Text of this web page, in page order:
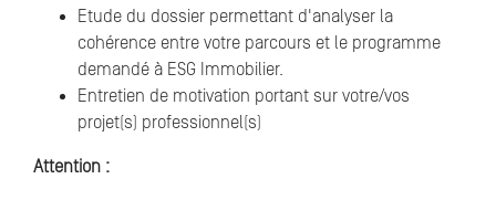
Etude du dossier permettant d'analyser la
cohérence entre votre parcours et le programme
demandé à ESG Immobilier.
Entretien de motivation portant sur votre/vos
projet(s) professionnel(s)
Attention :